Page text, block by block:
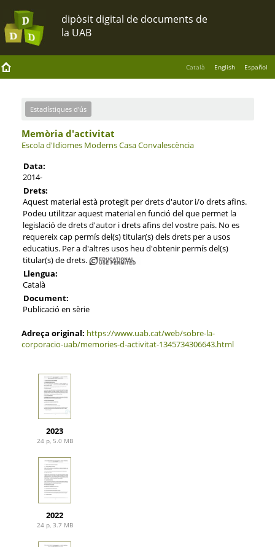
Català English Español
Estadístiques d'ús
Memòria d'activitat
Escola d'Idiomes Moderns Casa Convalescència
Data:
2014-
Drets:
Aquest material està protegit per drets d'autor i/o drets afins.
Podeu utilitzar aquest material en funció del que permet la
legislació de drets d'autor i drets afins del vostre país. No es
requereix cap permís del(s) titular(s) dels drets per a usos
educatius. Per a d'altres usos heu d'obtenir permís del(s)
titular(s) de drets.
Llengua:
Català
Document:
Publicació en sèrie
Adreça original: https://www.uab.cat/web/sobre-la-
corporacio-uab/memories-d-activitat-1345734306643.html
2023
24 p, 5.0 MB
2022
24 p, 3.7 MB